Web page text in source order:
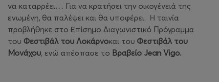
να καταρρέει… Για να κρατήσει την οικογένειά της
ενωμένη, θα παλέψει και θα υποφέρει. Η ταινία
προβλήθηκε στο Επίσημο Διαγωνιστικό Πρόγραμμα
του Φεστιβάλ του Λοκάρνοκαι του Φεστιβάλ του
Μονάχου, ενώ απέσπασε το Βραβείο Jean Vigo.